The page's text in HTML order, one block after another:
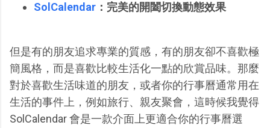
SolCalendar ：完美的開闔切換動態效果
但是有的朋友追求專業的質感，有的朋友卻不喜歡極
簡風格，而是喜歡比較生活化一點的欣賞品味。那麼
對於喜歡生活味道的朋友，或者你的行事曆通常用在
生活的事件上，例如旅行、親友聚會，這時候我覺得
SolCalendar 會是一款介面上更適合你的行事曆選